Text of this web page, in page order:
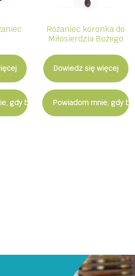
gdy będzie dostępny
Różaniec koronka do
Miłosierdzia Bożego
Dowiedz się więcej
Powiadom mnie, gdy